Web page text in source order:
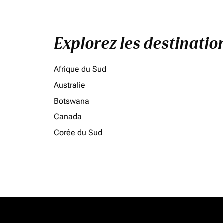
Explorez les
Afrique du Sud
Australie
Botswana
Canada
Corée du Sud